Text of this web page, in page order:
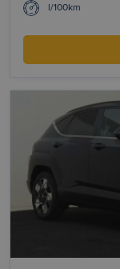
l/100km